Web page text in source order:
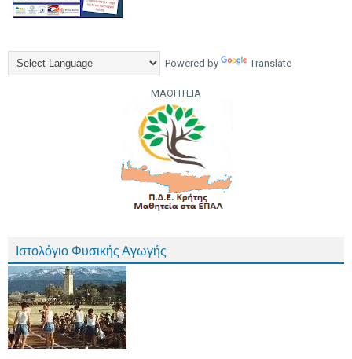
Powered by Translate
ΜΑΘΗΤΕΙΑ
Ιστολόγιο Φυσικής Αγωγής